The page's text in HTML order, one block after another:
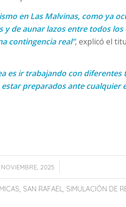
en Las Malvinas, como ya
y de aunar lazos entre todos
contingencia real”, explicó el
es ir trabajando con diferentes
preparados ante cualquier
NOVIEMBRE, 2025
/
, SAN RAFAEL, SIMULACIÓN DE